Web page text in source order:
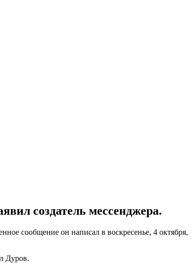
создатель мессенджера.
сообщение он написал в воскресенье, 4 октября,
Дуров.